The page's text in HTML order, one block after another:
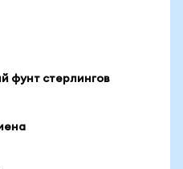
фунт стерлингов